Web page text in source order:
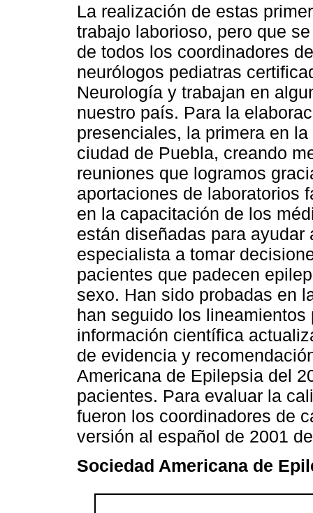
La realización de estas
trabajo laborioso, pero que
de todos los coordinadores
neurólogos pediatras
Neurología y trabajan en
nuestro país. Para la
presenciales, la primera en
ciudad de Puebla, creando
reuniones que logramos
aportaciones de laboratorios
en la capacitación de los
están diseñadas para
especialista a tomar
pacientes que padecen
sexo. Han sido probadas en
han seguido los
información científica
de evidencia y
Americana de Epilepsia del
pacientes. Para evaluar la
fueron los coordinadores de
versión al español de 2001
Sociedad Americana de